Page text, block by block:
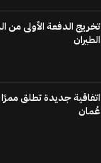
تخريج الدفعة الأولى من
الطيران
اتفاقية جديدة تطلق
عُمان